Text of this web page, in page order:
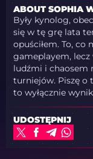
ABOUT SOPHIA
Były kynolog,
się w tę grę lata
opuściłem. To, co
gameplayem,
ludźmi i chaosem
turniejów. Piszę o
to wyłącznie
UDOSTĘPNIJ